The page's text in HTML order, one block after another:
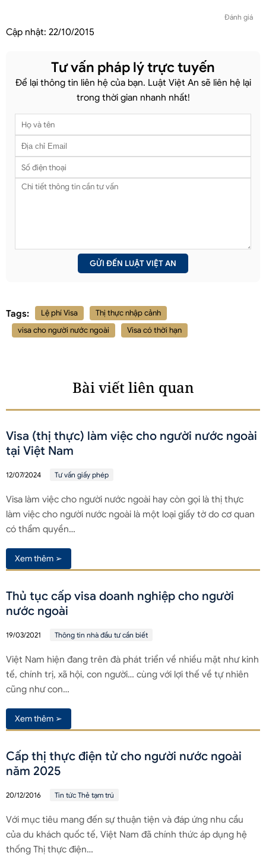
Đánh giá
Cập nhật: 22/10/2015
Tư vấn pháp lý trực tuyến
Để lại thông tin liên hệ của bạn. Luật Việt An sẽ liên hệ lại
trong thời gian nhanh nhất!
Tags: Lệ phí Visa
Thị thực nhập cảnh
visa cho người nước ngoài
Visa có thời hạn
Bài viết liên quan
Visa (thị thực) làm việc cho người nước ngoài
tại Việt Nam
12/07/2024 Tư vấn giấy phép
Visa làm việc cho người nước ngoài hay còn gọi là thị thực
làm việc cho người nước ngoài là một loại giấy tờ do cơ quan
có thẩm quyền…
Xem thêm ➢
Thủ tục cấp visa doanh nghiệp cho người
nước ngoài
19/03/2021 Thông tin nhà đầu tư cần biết
Việt Nam hiện đang trên đà phát triển về nhiều mặt như kinh
tế, chính trị, xã hội, con người… cùng với lợi thế về tự nhiên
cũng như con…
Xem thêm ➢
Cấp thị thực điện tử cho người nước ngoài
năm 2025
20/12/2016 Tin tức Thẻ tạm trú
Với mục tiêu mang đến sự thuận tiện và đáp ứng nhu cầu
của du khách quốc tế, Việt Nam đã chính thức áp dụng hệ
thống Thị thực điện…